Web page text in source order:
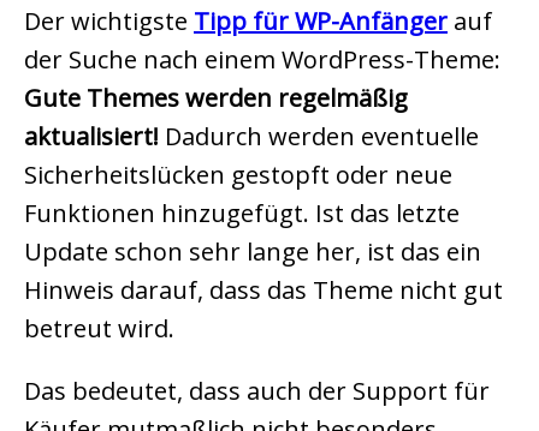
Der wichtigste Tipp für WP-Anfänger auf
der Suche nach einem WordPress-Theme:
Gute Themes werden regelmäßig
aktualisiert! Dadurch werden eventuelle
Sicherheitslücken gestopft oder neue
Funktionen hinzugefügt. Ist das letzte
Update schon sehr lange her, ist das ein
Hinweis darauf, dass das Theme nicht gut
betreut wird.
Das bedeutet, dass auch der Support für